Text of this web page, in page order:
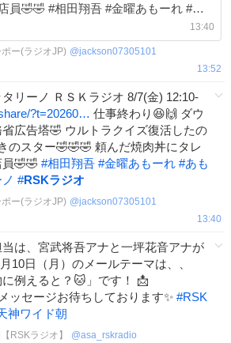
金曜あもーれ #あ
13:40
ー(ラジオJP) @jackson07305101
13:52
リーノ ＲＳＫラジオ 8/7(金) 12:10-
?t=20260… 仕事終わり😆🙌 ダウ
省広告塔🤣 ウルトラクイズ復活したの
のスター🤣🤣🤣 頼んだ焼肉丼にタレ
🤣🤣 #相田翔吾 #金曜あもーれ #あも
#RSKラジオ
ー(ラジオJP) @jackson07305101
13:40
は、宮武将吾アナと一坪花音アナが
10日（月）のメールテーマは、、
に例えると？🐱」です！ 📩
ッセージお待ちしております✨ #RSK
神ワイド朝
RSKラジオ】 @asa_rskradio